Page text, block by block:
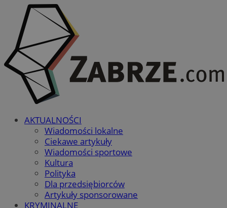
AKTUALNOŚCI
Wiadomości lokalne
Ciekawe artykuły
Wiadomości sportowe
Kultura
Polityka
Dla przedsiębiorców
Artykuły sponsorowane
KRYMINALNE